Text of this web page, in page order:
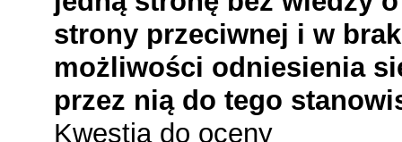
strony przeciwnej i w
możliwości odniesienia
przez nią do tego
Kwestią do oceny